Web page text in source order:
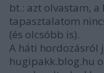
bt.: azt olvastam,
tapasztalatom
(és olcsóbb is).
A háti hordozásról
hugipakk.blog.hu